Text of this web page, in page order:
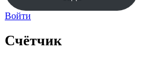
Войти
Счётчик